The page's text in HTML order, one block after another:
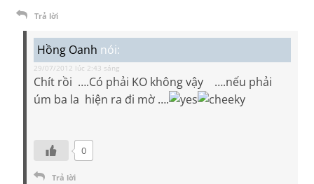
Trả lời
Hồng Oanh nói:
29/07/2012 lúc 2:43 sáng
Chít rồi ….Có phải KO không vậy ….nếu phải
úm ba la hiện ra đi mờ ….
0
Trả lời